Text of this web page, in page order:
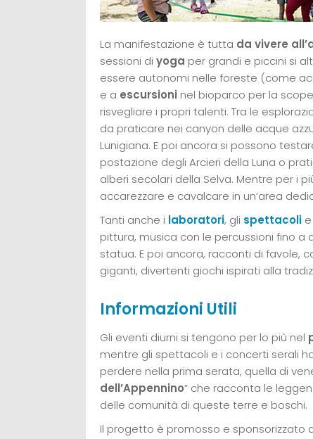
La manifestazione è tutta da vivere
sessioni di yoga per grandi e piccini si
essere autonomi nelle foreste (come
e a escursioni nel bioparco per la
risvegliare i propri talenti. Tra le
da praticare nei canyon delle acque
Lunigiana. E poi ancora si possono
postazione degli Arcieri della Luna o
alberi secolari della Selva. Mentre per i
accarezzare e cavalcare in un’area
Tanti anche i laboratori, gli spettacoli e
pittura, musica con le percussioni fino
statua. E poi ancora, racconti di favole,
giganti, divertenti giochi ispirati alla
Informazioni Utili
Gli eventi diurni si tengono per lo più nel
mentre gli spettacoli e i concerti serali
perdere nella prima serata, quella di
dell’Appennino” che racconta le
delle comunità di queste terre e boschi.
Il progetto è promosso e sponsorizzato